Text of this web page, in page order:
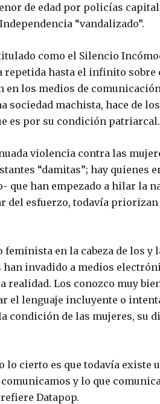
de edad por policías
“vandalizado”.
como el Silencio
hasta el infinito sobre
los medios de
sociedad machista, hace de
es por su condición patriarcal.
violencia contra las
“damitas”; hay quienes
han empezado a hilar la
del esfuerzo, todavía
en la cabeza de los y
invadido a medios
Los conozco muy
el lenguaje incluyente o
condición de las mujeres, su
cierto es que todavía existe
y lo que
Datapop.